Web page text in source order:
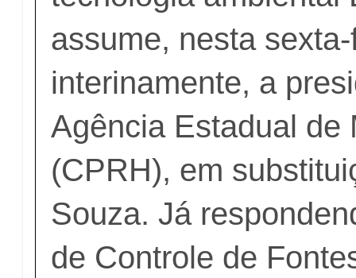
assume, nesta
interinamente, a
Agência Estadual de
(CPRH), em
Souza. Já
de Controle de